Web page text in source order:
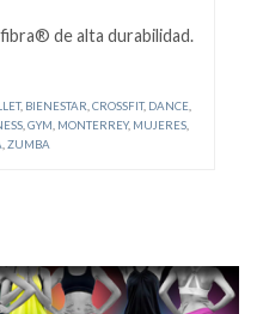
de alta durabilidad.
, BIENESTAR CROSSFIT, DANCE
GYM MONTERREY, MUJERES
ZUMBA